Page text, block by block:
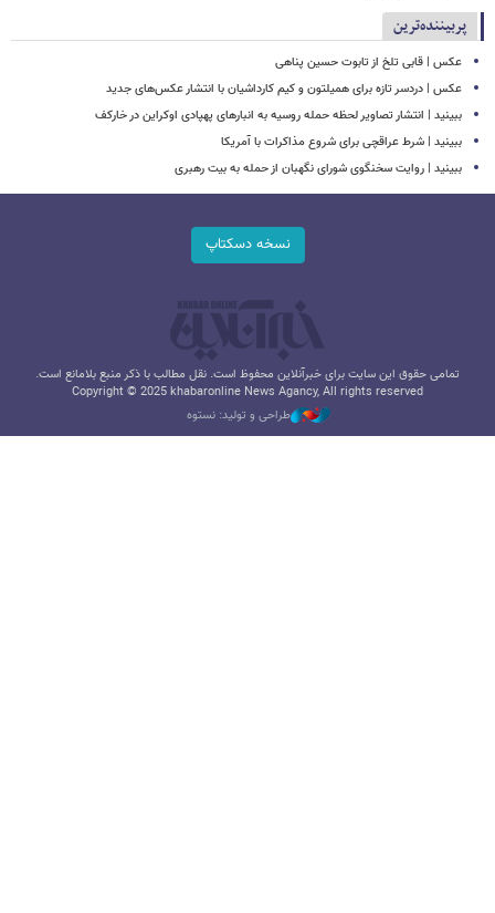
پربیننده‌ترین
عکس | قابی تلخ از تابوت حسین پناهی
عکس | دردسر تازه برای همیلتون و کیم کارداشیان با انتشار عکس‌های جدید
ببینید | انتشار تصاویر لحظه حمله روسیه به انبارهای پهپادی اوکراین در خارکف
ببینید | شرط عراقچی برای شروع مذاکرات با آمریکا
ببینید | روایت سخنگوی شورای نگهبان از حمله به بیت رهبری
نسخه دسکتاپ
تمامی حقوق این سایت برای خبرآنلاین محفوظ است. نقل مطالب با ذکر منبع بلامانع است.
Copyright © 2025 khabaronline News Agancy, All rights reserved
طراحی و تولید: نستوه